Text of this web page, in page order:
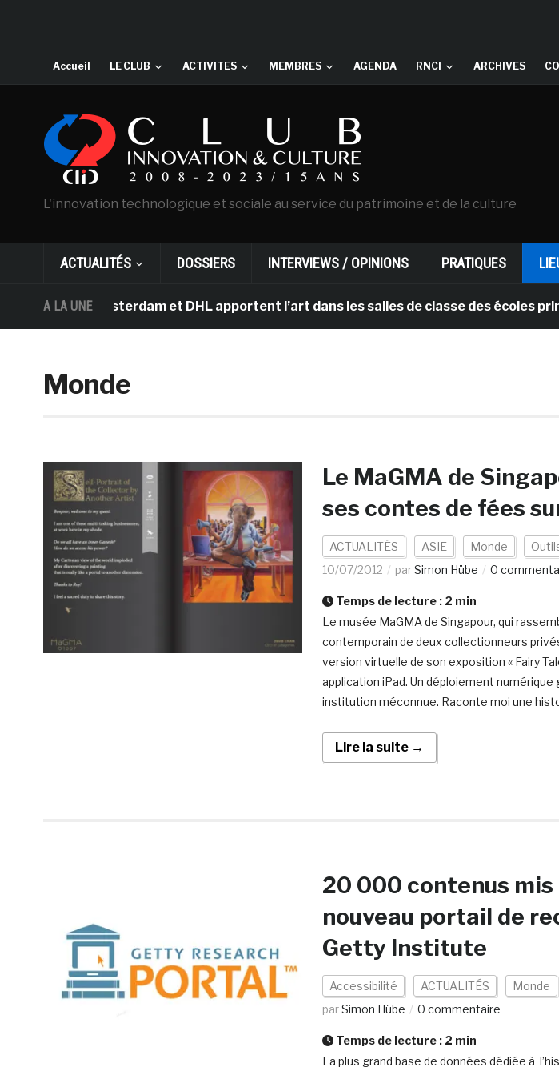
Accueil LE CLUB ACTIVITES MEMBRES AGENDA RNCI ARCHIVES
L'innovation technologique et sociale au service du patrimoine et de la culture
ACTUALITÉS DOSSIERS INTERVIEWS / OPINIONS PRATIQUES
A LA UNE
d’Amsterdam et DHL apportent l’art dans les salles de classe des écoles primaires
Monde
Le MaGMA de
ses contes de fées
ACTUALITÉS ASIE Monde
10/07/2012
parSimon Hübe 0
Temps de lecture : 2 min
Le musée MaGMA de Singapour, qui
contemporain de deux collectionneurs
version virtuelle de son exposition « Fairy
application iPad. Un déploiement
institution méconnue. Raconte moi une
Lire la suite →
20 000 contenus mis
nouveau portail de
Getty Institute
Accessibilité ACTUALITÉS Monde
parSimon Hübe 0 commentaire
Temps de lecture : 2 min
La plus grand base de données dédiée à